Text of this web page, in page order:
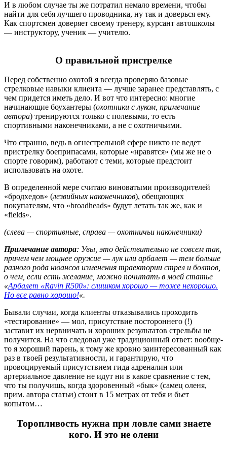
И в любом случае ты же потратил немало времени, чтобы
найти для себя лучшего проводника, ну так и доверься ему.
Как спортсмен доверяет своему тренеру, курсант автошколы
— инструктору, ученик — учителю.
О правильной пристрелке
Перед собственно охотой я всегда проверяю базовые
стрелковые навыки клиента — лучше заранее представлять, с
чем придется иметь дело. И вот что интересно: многие
начинающие боухантеры (охотники с луком, примечание
автора) тренируются только с полевыми, то есть
спортивными наконечниками, а не с охотничьими.
Что странно, ведь в огнестрельной сфере никто не ведет
пристрелку боеприпасами, которые «нравятся» (мы же не о
спорте говорим), работают с теми, которые предстоит
использовать на охоте.
В определенной мере считаю виноватыми производителей
«бродхедов» (лезвийных наконечников), обещающих
покупателям, что «broadheads» будут летать так же, как и
«fields».
(слева — спортивные, справа — охотничьи наконечники)
Примечание автора: Увы, это действительно не совсем так,
причем чем мощнее оружие — лук или арбалет — тем больше
разного рода нюансов изменения траектории стрел и болтов,
о чем, если есть желание, можно почитать в моей статье
«Арбалет «Ravin R500»: слишком хорошо — тоже нехорошо.
Но все равно хорошо!«.
Бывали случаи, когда клиенты отказывались проходить
«тестирование» — мол, присутствие постороннего (!)
заставит их нервничать и хороших результатов стрельбы не
получится. На что следовал уже традиционный ответ: вообще-
то я хороший парень, к тому же кровно заинтересованный как
раз в твоей результативности, и гарантирую, что
провоцируемый присутствием гида адреналин или
артериальное давление не идут ни в какое сравнение с тем,
что ты получишь, когда здоровенный «бык» (самец оленя,
прим. автора статьи) стоит в 15 метрах от тебя и бьет
копытом…
Торопливость нужна при ловле сами знаете
кого. И это не олени